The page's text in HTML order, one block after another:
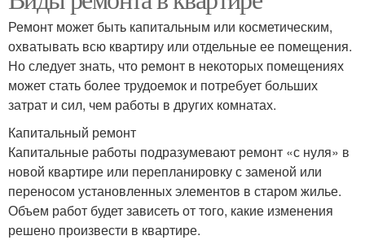
Ремонт может быть капитальным или косметическим,
охватывать всю квартиру или отдельные ее помещения.
Но следует знать, что ремонт в некоторых помещениях
может стать более трудоемок и потребует больших
затрат и сил, чем работы в других комнатах.
Капитальный ремонт
Капитальные работы подразумевают ремонт «с нуля» в
новой квартире или перепланировку с заменой или
переносом установленных элементов в старом жилье.
Объем работ будет зависеть от того, какие изменения
решено произвести в квартире.